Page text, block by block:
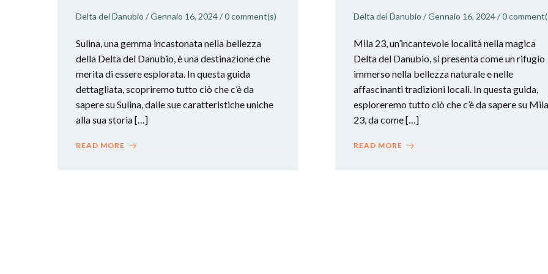
Delta del Danubio /Gennaio 16, 2024/0comment(s)
Sulina, una gemma incastonata nella bellezza
della Delta del Danubio, è una destinazione che
merita di essere esplorata. In questa guida
dettagliata, scopriremo tutto ciò che c’è da
sapere su Sulina, dalle sue caratteristiche uniche
alla sua storia […]
READ MORE
Delta del Danubio /Gennaio 16, 2024/0
Mila 23, un’incantevole località nella magica
Delta del Danubio, si presenta come un rifugio
immerso nella bellezza naturale e nelle
affascinanti tradizioni locali. In questa guida,
esploreremo tutto ciò che c’è da sapere su Mila
23, da come […]
READ MORE